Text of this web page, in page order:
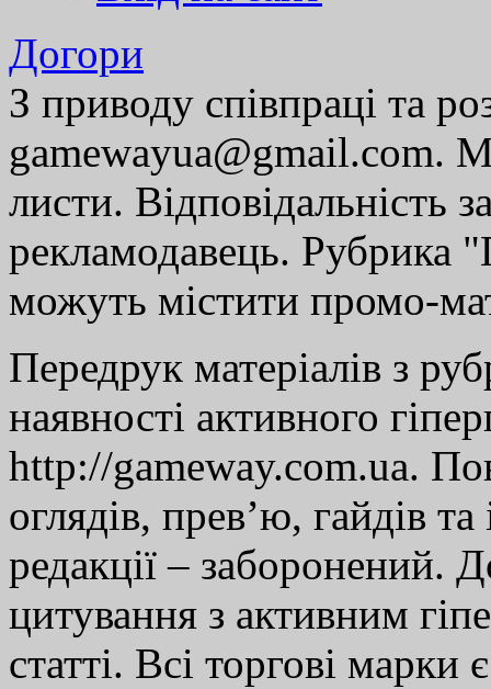
Догори
З приводу співпраці та
gamewayua@gmail.com.
листи. Відповідальність
рекламодавець. Рубрика
можуть містити промо-
Передрук матеріалів з
наявності активного
http://gameway.com.ua.
оглядів, прев’ю, гайдів
редакції – заборонений.
цитування з активним
статті. Всі торгові марки